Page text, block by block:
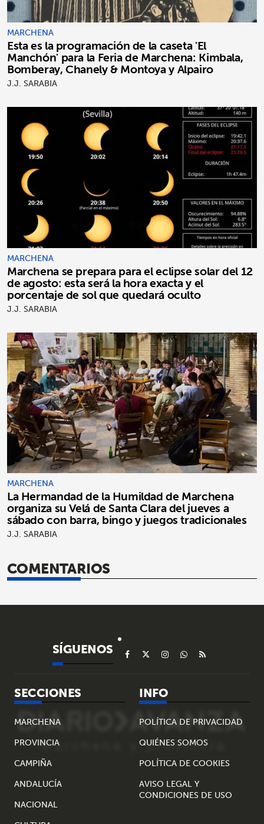
MARCHENA
Esta es la programación de la caseta 'El
Manchón' para la Feria de Marchena: Kimbala,
Bomberay, Chanely & Montoya y Alpairo
J.J. SARABIA
MARCHENA
Marchena se prepara para el eclipse solar del 12
de agosto: esta será la hora exacta y el
porcentaje de sol que quedará oculto
J.J. SARABIA
MARCHENA
La Hermandad de la Humildad de Marchena
organiza su Velá de Santa Clara del jueves a
sábado con barra, bingo y juegos tradicionales
J.J. SARABIA
COMENTARIOS
SÍGUENOS
SECCIONES
MARCHENA
PROVINCIA
CAMPIÑA
ANDALUCÍA
NACIONAL
INFO
POLÍTICA DE PRIVACIDAD
QUIÉNES SOMOS
POLÍTICA DE COOKIES
AVISO LEGAL Y
CONDICIONES DE USO